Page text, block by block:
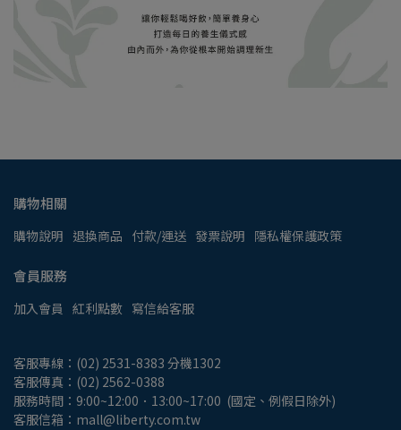
購物相關
購物說明 退換商品 付款/運送 發票說明 隱私權保護政策
會員服務
加入會員 紅利點數 寫信給客服
客服專線：(02) 2531-8383 分機1302
客服傳真：(02) 2562-0388
服務時間：9:00~12:00．13:00~17:00  (國定、例假日除外)
客服信箱：mall@liberty.com.tw